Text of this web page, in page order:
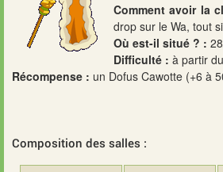
Comment avoir la
drop sur le Wa, tout
Où est-il situé ? :
Difficulté : à partir
Récompense : un Dofus Cawotte (+6 à
Composition des salles :